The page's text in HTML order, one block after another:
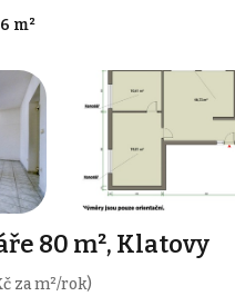
m²
80 m², Klatovy
za m²/rok)